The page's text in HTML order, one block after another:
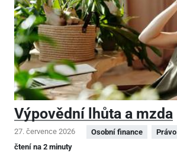
Výpovědní lhůta a mzda
27. července 2026 Osobní finance Právo
čtení na 2 minuty